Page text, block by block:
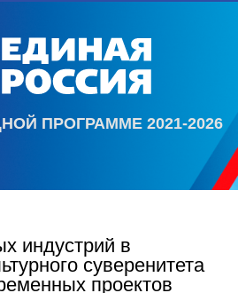
ПРОГРАММЕ 2021-2026
индустрий в
суверенитета
проектов